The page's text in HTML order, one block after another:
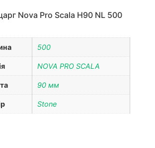
Nova Pro Scala H90 NL 500
500
NOVA PRO SCALA
90 мм
Stone